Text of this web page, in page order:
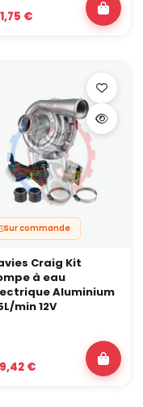
l’implantation en
vase d’expansion
un déclenchement
eau électrique, le circuit
et en fiabilité
€
Sur commande
Craig Kit
à eau
Aluminium
min 12V
€